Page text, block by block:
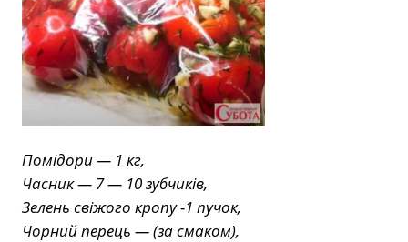
Помідори — 1 кг,
Часник — 7 — 10 зубчиків,
Зелень свіжого кропу -1 пучок,
Чорний перець — (за смаком),